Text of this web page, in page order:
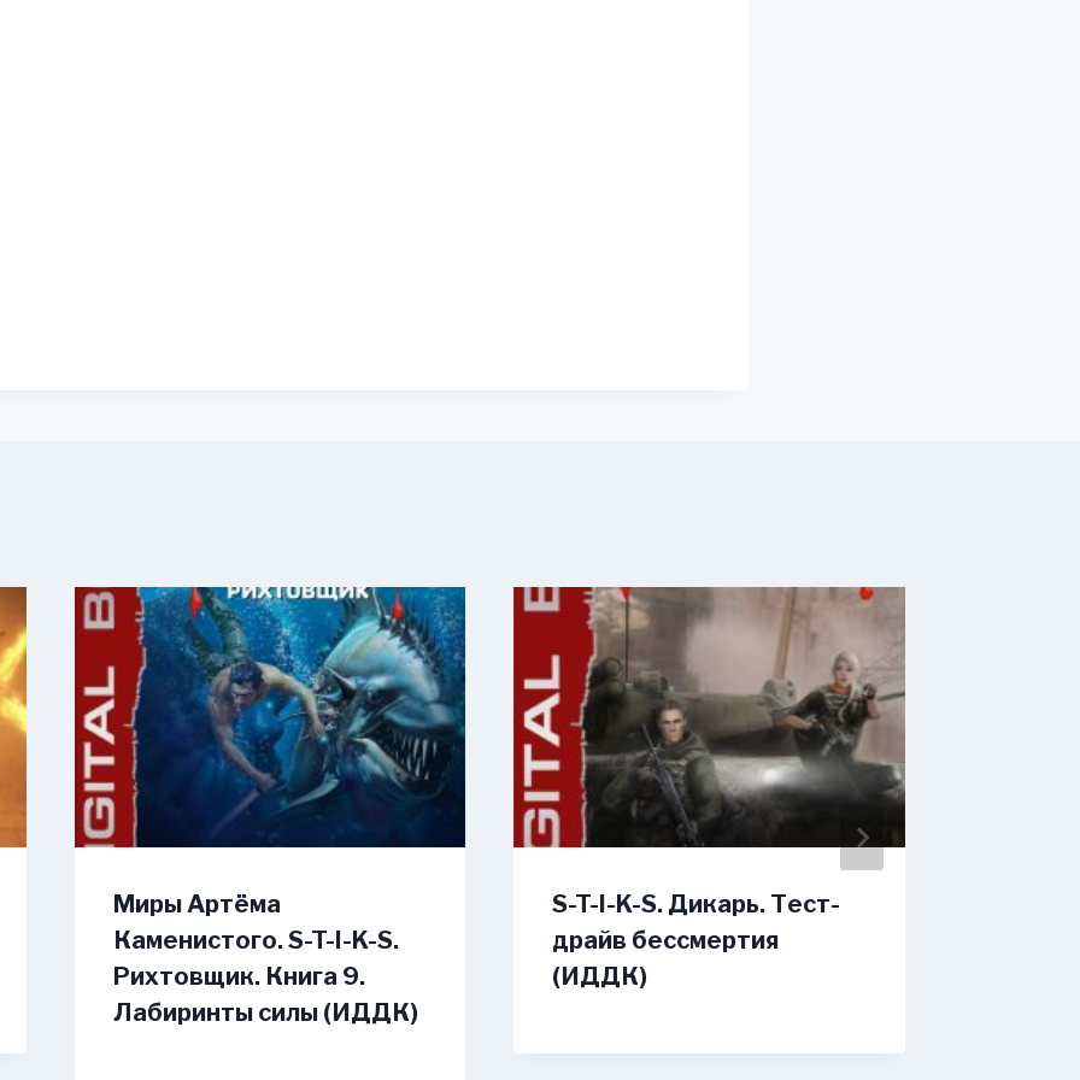
Миры Артёма
Каменистого. S-T-I-K-S.
Рихтовщик. Книга 9.
Лабиринты силы (ИДДК)
S-T-I-K-S. Дикарь. Тест-
драйв бессмертия
(ИДДК)